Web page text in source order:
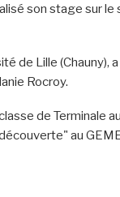
son stage sur
de Lille
Rocroy.
de Terminale
au